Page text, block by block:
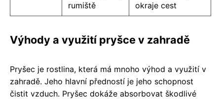
rumiště
okraje cest
Výhody a využití pryšce v zahradě
Pryšec je rostlina, která má mnoho výhod a využití v
zahradě. Jeho hlavní předností je jeho schopnost
čistit vzduch. Pryšec dokáže absorbovat škodlivé